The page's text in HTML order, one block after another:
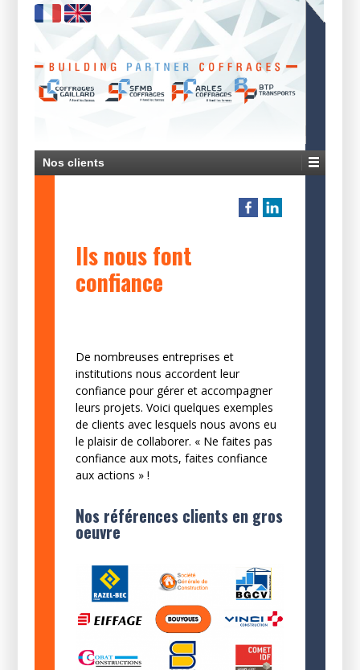
Nos clients
Ils nous font
confiance
De nombreuses entreprises et
institutions nous accordent leur
confiance pour gérer et accompagner
leurs projets. Voici quelques exemples
de clients avec lesquels nous avons eu
le plaisir de collaborer. « Ne faites pas
confiance aux mots, faites confiance
aux actions » !
Nos références clients en gros
oeuvre